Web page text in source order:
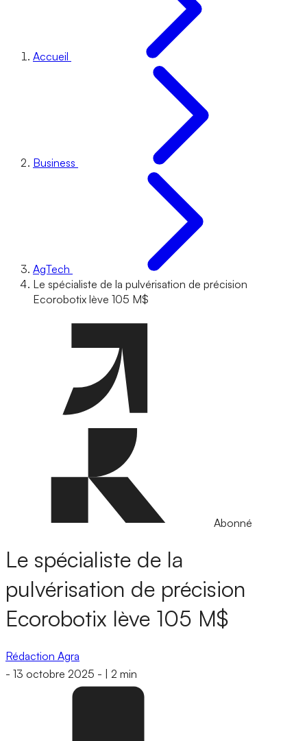
Accueil
Business
AgTech
Le spécialiste de la pulvérisation de précision
Ecorobotix lève 105 M$
Abonné
Le spécialiste de la
pulvérisation de précision
Ecorobotix lève 105 M$
Rédaction Agra
- 13 octobre 2025 - 2 min